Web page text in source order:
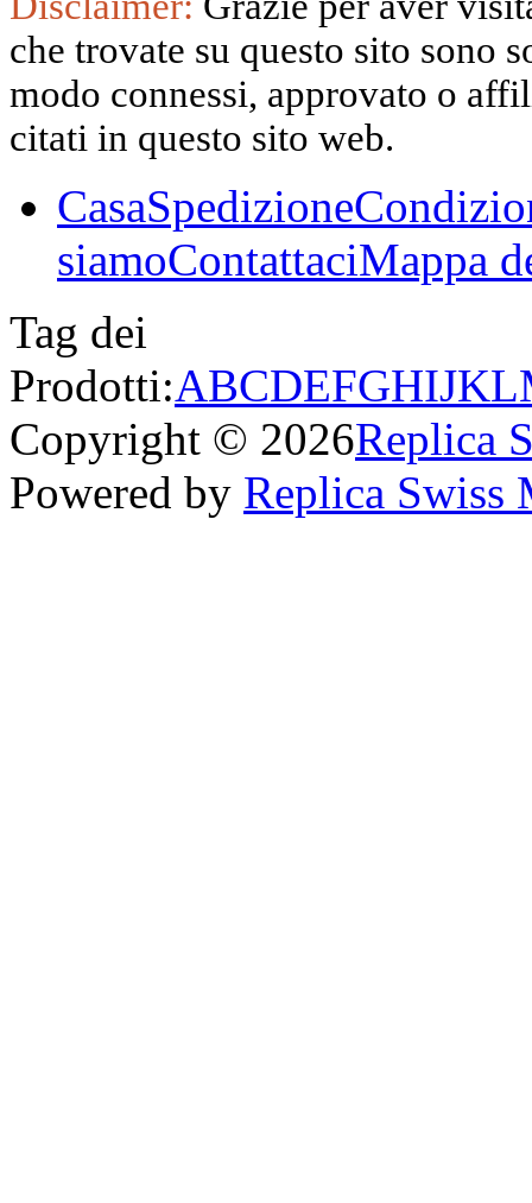
che trovate su questo sito sono
modo connessi, approvato o
citati in questo sito web.
CasaSpedizione
siamoContattaciMappa
Tag dei
Prodotti:ABCDEFGHIJKL
Copyright © 2026Replica
Powered by Replica Swiss